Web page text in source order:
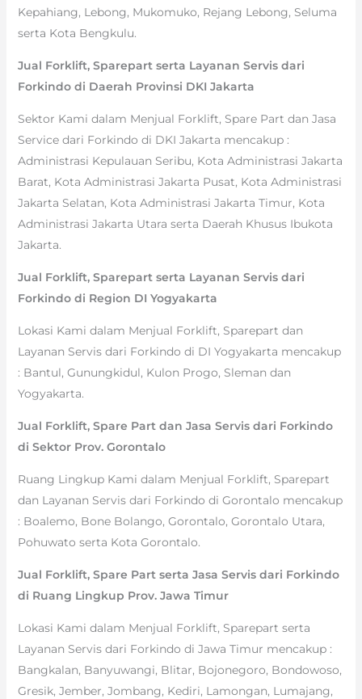
Kepahiang, Lebong, Mukomuko, Rejang Lebong, Seluma
serta Kota Bengkulu.
Jual Forklift, Sparepart serta Layanan Servis dari
Forkindo di Daerah Provinsi DKI Jakarta
Sektor Kami dalam Menjual Forklift, Spare Part dan Jasa
Service dari Forkindo di DKI Jakarta mencakup :
Administrasi Kepulauan Seribu, Kota Administrasi Jakarta
Barat, Kota Administrasi Jakarta Pusat, Kota Administrasi
Jakarta Selatan, Kota Administrasi Jakarta Timur, Kota
Administrasi Jakarta Utara serta Daerah Khusus Ibukota
Jakarta.
Jual Forklift, Sparepart serta Layanan Servis dari
Forkindo di Region DI Yogyakarta
Lokasi Kami dalam Menjual Forklift, Sparepart dan
Layanan Servis dari Forkindo di DI Yogyakarta mencakup
: Bantul, Gunungkidul, Kulon Progo, Sleman dan
Yogyakarta.
Jual Forklift, Spare Part dan Jasa Servis dari Forkindo
di Sektor Prov. Gorontalo
Ruang Lingkup Kami dalam Menjual Forklift, Sparepart
dan Layanan Servis dari Forkindo di Gorontalo mencakup
: Boalemo, Bone Bolango, Gorontalo, Gorontalo Utara,
Pohuwato serta Kota Gorontalo.
Jual Forklift, Spare Part serta Jasa Servis dari Forkindo
di Ruang Lingkup Prov. Jawa Timur
Lokasi Kami dalam Menjual Forklift, Sparepart serta
Layanan Servis dari Forkindo di Jawa Timur mencakup :
Bangkalan, Banyuwangi, Blitar, Bojonegoro, Bondowoso,
Gresik, Jember, Jombang, Kediri, Lamongan, Lumajang,